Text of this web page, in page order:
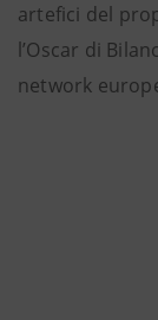
artefici del
l’Oscar di
network